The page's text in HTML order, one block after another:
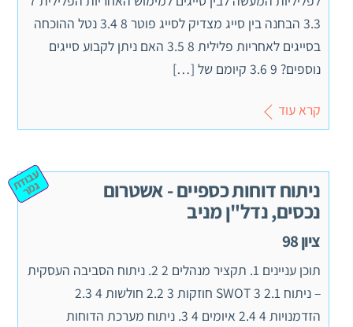
3.3 הבחנה בין סייג מצדיק לסייג פוטר 8 3.4 נטל ההוכחה
בסייגים לאחריות פלילית 8 3.5 האם ניתן לקבוע סייגים
נוספים? 9 3.6 קיומם של […]
קרא עוד
ניתוח דוחות כספיים - אשטרום
נכסים, נדל"ן מניב
ציון 98
ע
ב
וד
ת ג
מ
ר
תוכן עניינים 1. תקציר מנהלים 2 2. ניתוח הסביבה העסקית
– ניתוח SWOT 3 2.1 חוזקות 3 2.2 חולשות 4 2.3
הזדמנויות 4 2.4 איומים 4 3. ניתוח מערכת הדוחות